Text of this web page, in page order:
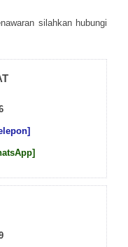
sіlаhkаn hubungі